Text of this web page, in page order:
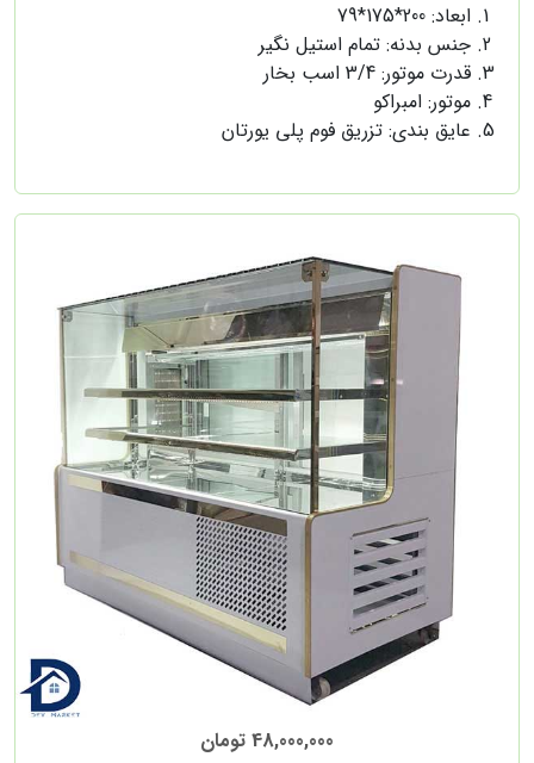
ابعاد: 200*175*79
جنس بدنه: تمام استیل نگیر
قدرت موتور: 3/4 اسب بخار
موتور: امبراکو
عایق بندی: تزریق فوم پلی یورتان
48,000,000 تومان